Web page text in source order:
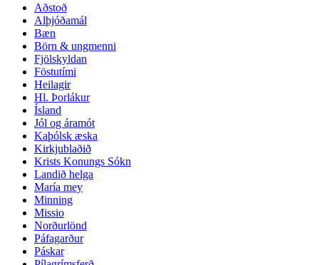
Aðstoð
Alþjóðamál
Bæn
Börn & ungmenni
Fjölskyldan
Föstutími
Heilagir
Hl. Þorlákur
Ísland
Jól og áramót
Kaþólsk æska
Kirkjublaðið
Krists Konungs Sókn
Landið helga
María mey
Minning
Missio
Norðurlönd
Páfagarður
Páskar